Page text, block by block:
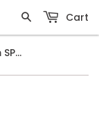
Cart
Crystal White UV Day Cream SPF15 (30g)